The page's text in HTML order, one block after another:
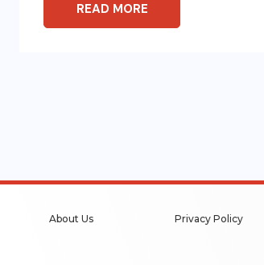
READ MORE
About Us Privacy Policy